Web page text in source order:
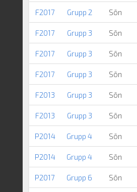
F2017 Grupp 2 Sön
F2017 Grupp 3 Sön
F2017 Grupp 3 Sön
F2017 Grupp 3 Sön
F2013 Grupp 3 Sön
F2013 Grupp 3 Sön
P2014 Grupp 4 Sön
P2014 Grupp 4 Sön
P2017 Grupp 6 Sön